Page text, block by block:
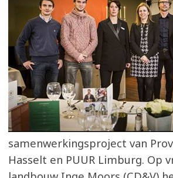
samenwerkingsproject van
Hasselt en PUUR Limburg. Op